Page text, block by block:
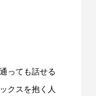
っても話せる
クスを抱く人